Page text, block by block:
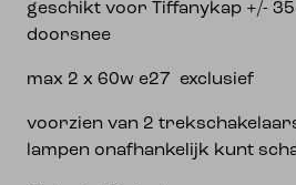
geschikt voor Tiffanykap +/-
doorsnee
max 2 x 60w e27 exclusief
voorzien van 2
lampen onafhankelijk kunt